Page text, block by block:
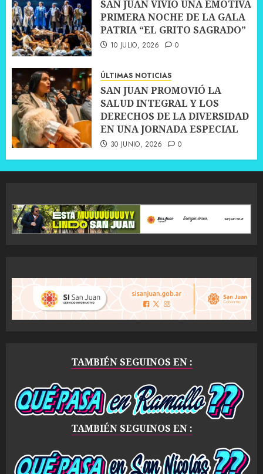
SAN JUAN VIVIÓ UNA EMOTIVA
PRIMERA NOCHE DE LA GALA
PATRIA “EL GRITO SAGRADO”
10 JULIO, 2026 0
ÚLTIMAS NOTICIAS
SAN JUAN PROMOVIÓ LA
SALUD INTEGRAL Y LOS
DERECHOS DE LA DIVERSIDAD
EN UNA JORNADA ESPECIAL
30 JUNIO, 2026 0
TAMBIÉN SEGUINOS EN :
TAMBIÉN SEGUINOS EN :